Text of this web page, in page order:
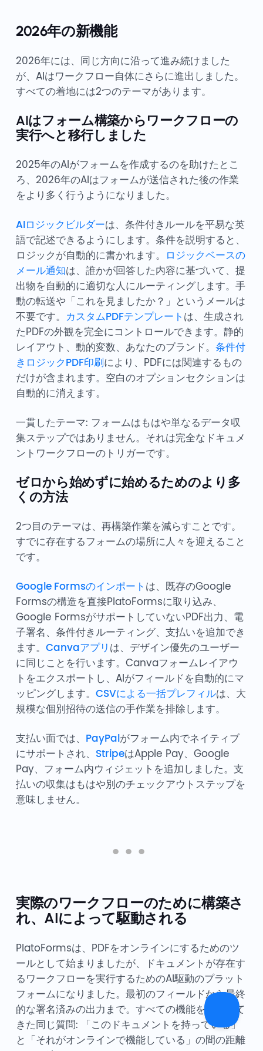
2026年の新機能
2026年には、同じ方向に沿って進み続けました
が、AIはワークフロー自体にさらに進出しました。
すべての着地には2つのテーマがあります。
AIはフォーム構築からワークフローの
実行へと移行しました
2025年のAIがフォームを作成するのを助けたとこ
ろ、2026年のAIはフォームが送信された後の作業
をより多く行うようになりました。
AIロジックビルダーは、条件付きルールを平易な英
語で記述できるようにします。条件を説明すると、
ロジックが自動的に書かれます。 ロジックベースの
メール通知は、誰かが回答した内容に基づいて、提
出物を自動的に適切な人にルーティングします。手
動の転送や「これを見ましたか？」というメールは
不要です。 カスタムPDFテンプレート は、生成され
たPDFの外観を完全にコントロールできます。静的
レイアウト、動的変数、あなたのブランド。 条件付
きロジックPDF印刷により、PDFには関連するもの
だけが含まれます。空白のオプションセクションは
自動的に消えます。
一貫したテーマ: フォームはもはや単なるデータ収
集ステップではありません。それは完全なドキュメ
ントワークフローのトリガーです。
ゼロから始めずに始めるためのより多
くの方法
2つ目のテーマは、再構築作業を減らすことです。
すでに存在するフォームの場所に人々を迎えること
です。
Google Formsのインポート は、既存のGoogle
Formsの構造を直接PlatoFormsに取り込み、
Google FormsがサポートしていないPDF出力、電
子署名、条件付きルーティング、支払いを追加でき
ます。 Canvaアプリ は、デザイン優先のユーザー
に同じことを行います。Canvaフォームレイアウ
トをエクスポートし、AIがフィールドを自動的にマ
ッピングします。 CSVによる一括プレフィルは、大
規模な個別招待の送信の手作業を排除します。
支払い面では、 PayPalがフォーム内でネイティブ
にサポートされ、 StripeはApple Pay、Google
Pay、フォーム内ウィジェットを追加しました。支
払いの収集はもはや別のチェックアウトステップを
意味しません。
実際のワークフローのために構築さ
れ、AIによって駆動される
PlatoFormsは、PDFをオンラインにするためのツ
ールとして始まりましたが、ドキュメントが存在す
るワークフローを実行するためのAI駆動のプラット
フォームになりました。最初のフィールドから最終
的な署名済みの出力まで。すべての機能を駆動して
きた同じ質問: 「このドキュメントを持っている」
と「それがオンラインで機能している」の間の距離